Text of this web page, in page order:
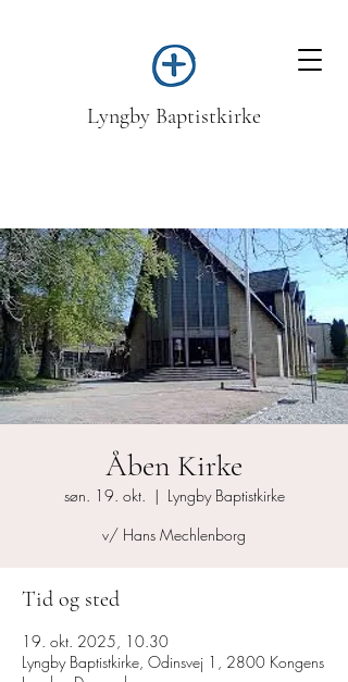
Lyngby Baptistkirke
Åben Kirke
søn. 19. okt.
  |
Lyngby Baptistkirke
v/ Hans Mechlenborg
Tid og sted
19. okt. 2025, 10.30
Lyngby Baptistkirke, Odinsvej 1, 2800 Kongens